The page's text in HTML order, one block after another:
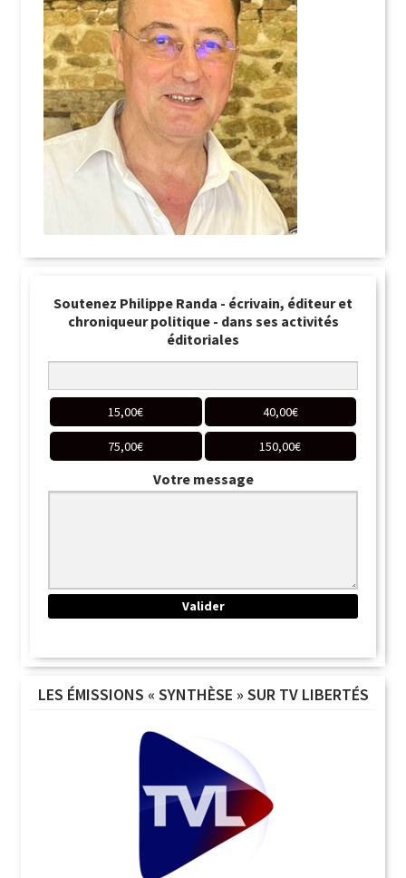
Soutenez Philippe Randa - écrivain, éditeur et
chroniqueur politique - dans ses activités
éditoriales
15,00€ 40,00€
75,00€ 150,00€
Votre message
LES ÉMISSIONS « SYNTHÈSE » SUR TV LIBERTÉS